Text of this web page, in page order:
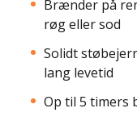
Brænder på
røg eller sod
Solidt
lang levetid
Op til 5 timers